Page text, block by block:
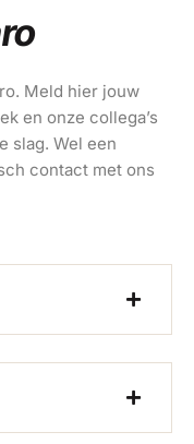
Meld hier jouw
en onze collega’s
slag. Wel een
contact met ons